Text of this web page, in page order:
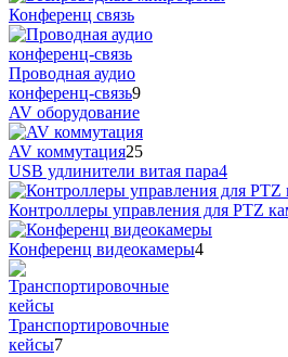
Конференц связь
Проводная аудио
конференц-связь9
AV оборудование
AV коммутация25
USB удлинители витая пара4
Контроллеры управления для PTZ
Конференц видеокамеры4
Транспортировочные
кейсы7